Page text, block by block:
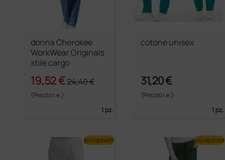
donna Cherokee
WorkWear Originals
stile cargo
19,52 €24,40 €
(Prezzo i.e.)
1 pz.
cotone unisex
31,20 €
(Prezzo i.e.)
1 pz.
più opzioni più opzioni